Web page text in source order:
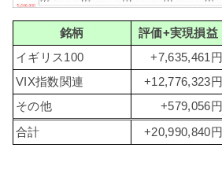
銘柄 評価+実現損益
イギリス100
+7,635,461円
VIX指数関連
+12,776,323円
その他
+579,056円
合計 +20,990,840円